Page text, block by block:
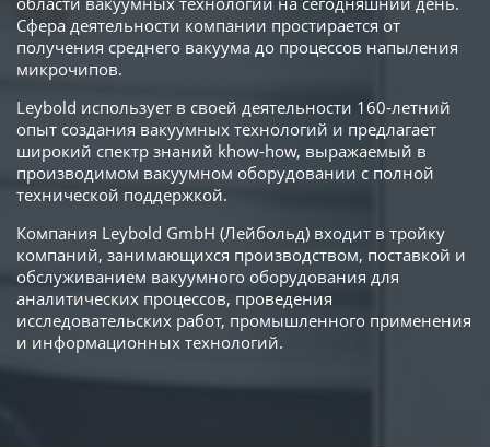
Сфера деятельности компании простирается от
получения среднего вакуума до процессов напыления
микрочипов.
Leybold использует в своей деятельности 160-летний
опыт создания вакуумных технологий и предлагает
широкий спектр знаний khow-how, выражаемый в
производимом вакуумном оборудовании с полной
технической поддержкой.
Компания Leybold GmbH (Лейбольд) входит в тройку
компаний, занимающихся производством, поставкой и
обслуживанием вакуумного оборудования для
аналитических процессов, проведения
исследовательских работ, промышленного применения
и информационных технологий.